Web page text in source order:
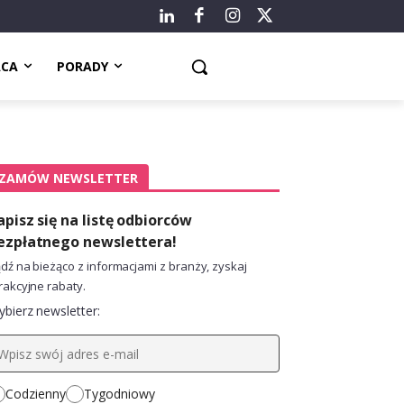
PORADY
NEWSLETTER
się na listę odbiorców
newslettera!
na bieżąco z informacjami z branży, zyskaj
rabaty.
newsletter:
Codzienny Tygodniowy